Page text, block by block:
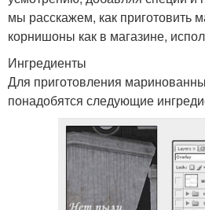
мы расскажем, как приготовить
корнишоны как в магазине,
Ингредиенты
Для приготовления
понадобятся следующие